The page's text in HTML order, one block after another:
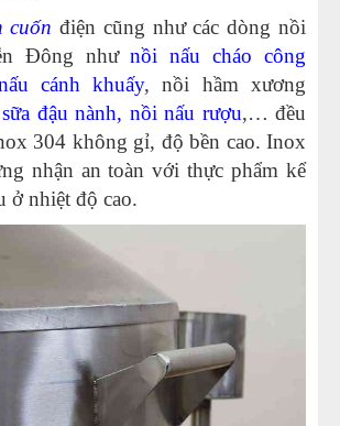
cuốn điện cũng như các dòng nồi
Đông nhưnồi nấu cháo công
cánh khuấy, nồi hầm xương
đậu nành, nồi nấu rượu,… đều
304 không gỉ, độ bền cao. Inox
nhận an toàn với thực phẩm kể
ở nhiệt độ cao.